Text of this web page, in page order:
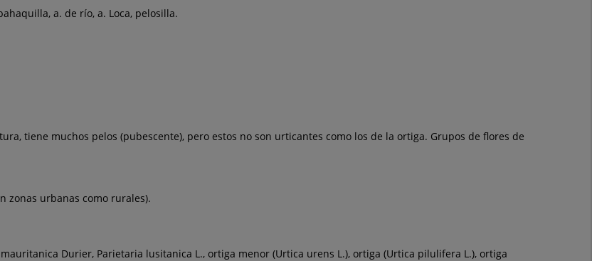
a. de río, a. Loca, pelosilla.
tiene muchos pelos (pubescente), pero estos no son urticantes como los de la ortiga. Grupos de flores de
zonas urbanas como rurales).
Durier, Parietaria lusitanica L., ortiga menor (Urtica urens L.), ortiga (Urtica pilulifera L.), ortiga